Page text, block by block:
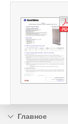
Главное